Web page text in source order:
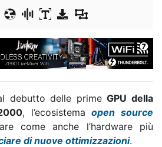
debutto delle primeGPU della
, l’ecosistemaopen source
come anche l’hardware più
di nuove ottimizzazioni.